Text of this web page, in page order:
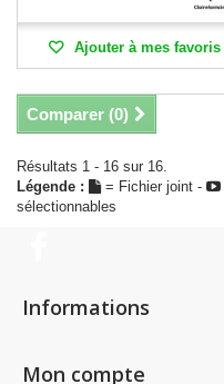
Ajouter à mes favoris
Comparer (0)
Résultats 1 - 16 sur 16.
Légende :
= Fichier joint -
sélectionnables
Informations
Mon compte